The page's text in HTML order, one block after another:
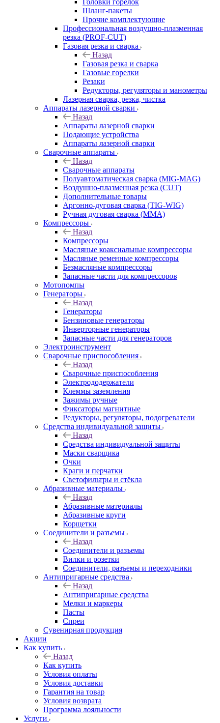
Головки горелок
Шланг-пакеты
Прочие комплектующие
Профессиональная воздушно-плазменная
резка (PROF-CUT)
Газовая резка и сварка
Назад
Газовая резка и сварка
Газовые горелки
Резаки
Редукторы, регуляторы и манометры
Лазерная сварка, резка, чистка
Аппараты лазерной сварки
Назад
Аппараты лазерной сварки
Подающие устройства
Аппараты лазерной сварки
Сварочные аппараты
Назад
Сварочные аппараты
Полуавтоматическая сварка (MIG-MAG)
Воздушно-плазменная резка (CUT)
Дополнительные товары
Аргонно-дуговая сварка (TIG-WIG)
Ручная дуговая сварка (MMA)
Компрессоры
Назад
Компрессоры
Масляные коаксиальные компрессоры
Масляные ременные компрессоры
Безмасляные компрессоры
Запасные части для компрессоров
Мотопомпы
Генераторы
Назад
Генераторы
Бензиновые генераторы
Инверторные генераторы
Запасные части для генераторов
Электроинструмент
Сварочные приспособления
Назад
Сварочные приспособления
Электрододержатели
Клеммы заземления
Зажимы ручные
Фиксаторы магнитные
Редукторы, регуляторы, подогреватели
Средства индивидуальной защиты
Назад
Средства индивидуальной защиты
Маски сварщика
Очки
Краги и перчатки
Светофильтры и стёкла
Абразивные материалы
Назад
Абразивные материалы
Абразивные круги
Корщетки
Соединители и разъемы
Назад
Соединители и разъемы
Вилки и розетки
Соединители, разъемы и переходники
Антипригарные средства
Назад
Антипригарные средства
Мелки и маркеры
Пасты
Спреи
Сувенирная продукция
Акции
Как купить
Назад
Как купить
Условия оплаты
Условия доставки
Гарантия на товар
Условия возврата
Программа лояльности
Услуги